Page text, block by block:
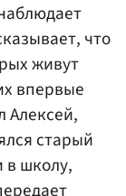
что
живут
впервые
Алексей,
старый
в школу,